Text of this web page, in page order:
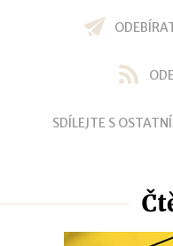
SDÍLEJTE S